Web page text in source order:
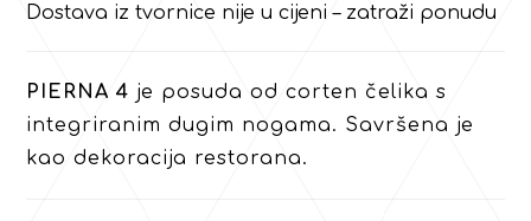
Dostava iz tvornice nije u cijeni – zatraži ponudu
PIERNA 4 je posuda od corten čelika s
integriranim dugim nogama. Savršena je
kao dekoracija restorana.